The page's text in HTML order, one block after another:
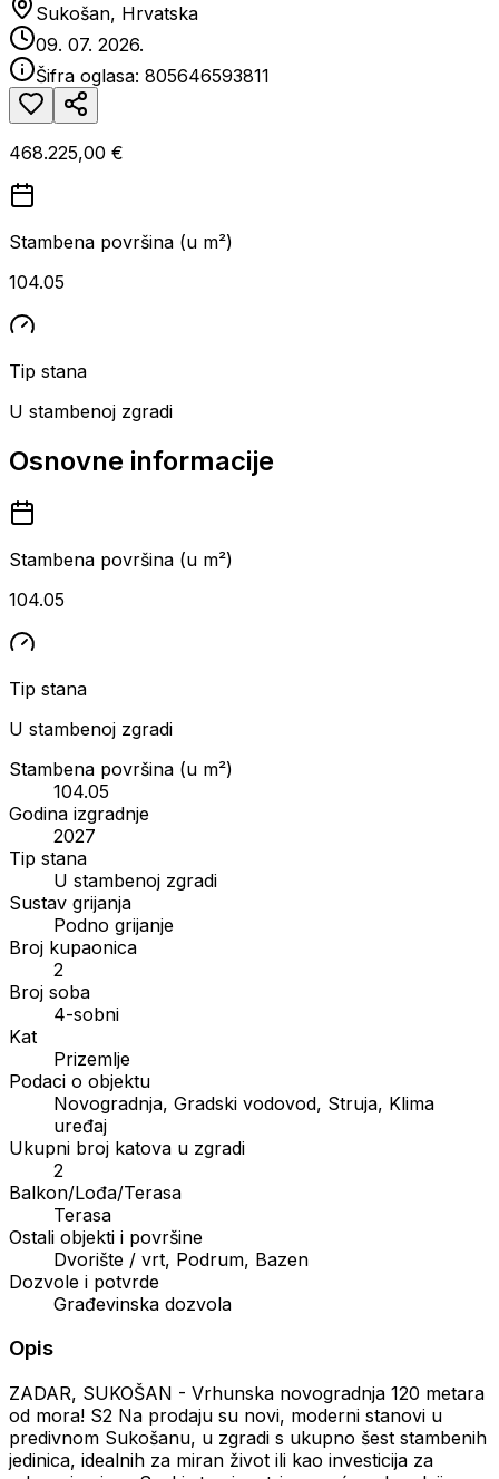
Sukošan, Hrvatska
09. 07. 2026.
Šifra oglasa: 805646593811
468.225,00 €
Stambena površina (u m²)
104.05
Tip stana
U stambenoj zgradi
Osnovne informacije
Stambena površina (u m²)
104.05
Tip stana
U stambenoj zgradi
Stambena površina (u m²)
104.05
Godina izgradnje
2027
Tip stana
U stambenoj zgradi
Sustav grijanja
Podno grijanje
Broj kupaonica
2
Broj soba
4-sobni
Kat
Prizemlje
Podaci o objektu
Novogradnja, Gradski vodovod, Struja, Klima
uređaj
Ukupni broj katova u zgradi
2
Balkon/Lođa/Terasa
Terasa
Ostali objekti i površine
Dvorište / vrt, Podrum, Bazen
Dozvole i potvrde
Građevinska dozvola
Opis
ZADAR, SUKOŠAN - Vrhunska novogradnja 120 metara
od mora! S2 Na prodaju su novi, moderni stanovi u
predivnom Sukošanu, u zgradi s ukupno šest stambenih
jedinica, idealnih za miran život ili kao investicija za